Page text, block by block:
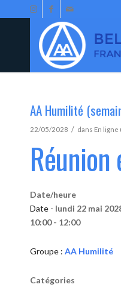
AA Humilité
22/05/2028 / dans En
Date/heure
Date - lundi 22 mai
10:00 - 12:00
Groupe : AA Humilité
Catégories